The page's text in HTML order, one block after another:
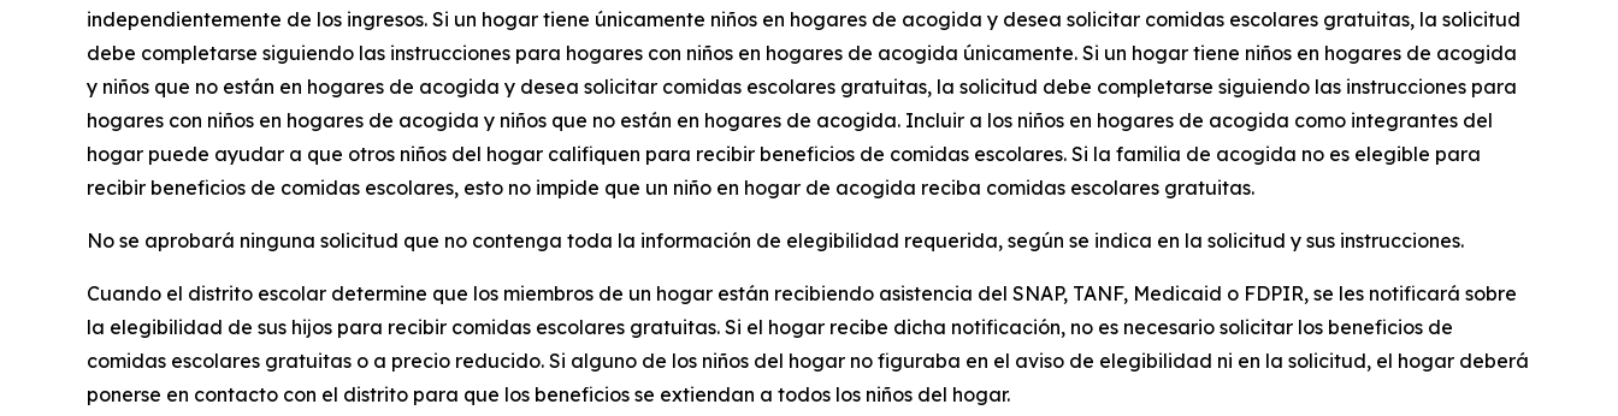
independientemente de los ingresos. Si un hogar tiene únicamente niños en hogares de acogida y desea solicitar comidas escolares gratuitas, la solicitud
debe completarse siguiendo las instrucciones para hogares con niños en hogares de acogida únicamente. Si un hogar tiene niños en hogares de acogida
y niños que no están en hogares de acogida y desea solicitar comidas escolares gratuitas, la solicitud debe completarse siguiendo las instrucciones para
hogares con niños en hogares de acogida y niños que no están en hogares de acogida. Incluir a los niños en hogares de acogida como integrantes del
hogar puede ayudar a que otros niños del hogar califiquen para recibir beneficios de comidas escolares. Si la familia de acogida no es elegible para
recibir beneficios de comidas escolares, esto no impide que un niño en hogar de acogida reciba comidas escolares gratuitas.
No se aprobará ninguna solicitud que no contenga toda la información de elegibilidad requerida, según se indica en la solicitud y sus instrucciones.
Cuando el distrito escolar determine que los miembros de un hogar están recibiendo asistencia del SNAP, TANF, Medicaid o FDPIR, se les notificará sobre
la elegibilidad de sus hijos para recibir comidas escolares gratuitas. Si el hogar recibe dicha notificación, no es necesario solicitar los beneficios de
comidas escolares gratuitas o a precio reducido. Si alguno de los niños del hogar no figuraba en el aviso de elegibilidad ni en la solicitud, el hogar deberá
ponerse en contacto con el distrito para que los beneficios se extiendan a todos los niños del hogar.